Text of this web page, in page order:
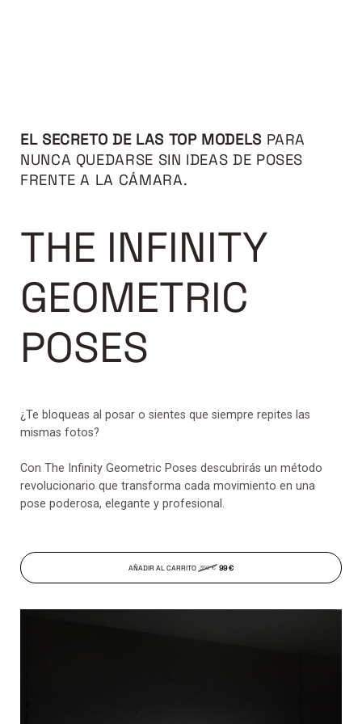
EL SECRETO DE LAS TOP MODELS PARA
NUNCA QUEDARSE SIN IDEAS DE POSES
FRENTE A LA CÁMARA.
THE INFINITY
GEOMETRIC
POSES
¿Te bloqueas al posar o sientes que siempre repites las
mismas fotos?
Con The Infinity Geometric Poses descubrirás un método
revolucionario que transforma cada movimiento en una
pose poderosa, elegante y profesional.
AÑADIR AL CARRITO 350 € 99 €